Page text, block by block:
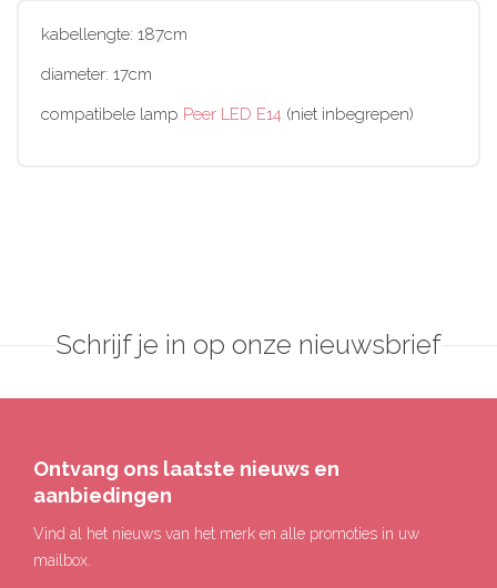
kabellengte: 187cm
diameter: 17cm
compatibele lamp Peer LED E14 (niet inbegrepen)
Schrijf je in op onze nieuwsbrief
Ontvang ons laatste nieuws en
aanbiedingen
Vind al het nieuws van het merk en alle promoties in uw
mailbox.